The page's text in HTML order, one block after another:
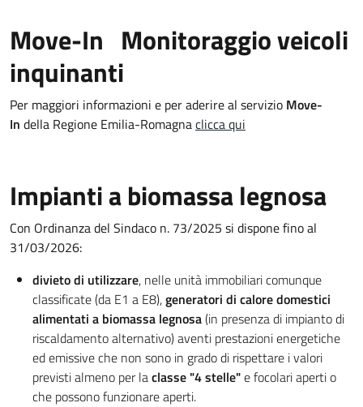
Move-In Monitoraggio veicoli
inquinanti
Per maggiori informazioni e per aderire al servizio Move-
In della Regione Emilia-Romagnaclicca qui
Impianti a biomassa legnosa
Con Ordinanza del Sindaco n. 73/2025 si dispone fino al
31/03/2026:
divieto di utilizzare, nelle unità immobiliari comunque
classificate (da E1 a E8),generatori di calore domestici
alimentati a biomassa legnosa(in presenza di impianto di
riscaldamento alternativo) aventi prestazioni energetiche
ed emissive che non sono in grado di rispettare i valori
previsti almeno per laclasse "4 stelle"e focolari aperti o
che possono funzionare aperti.